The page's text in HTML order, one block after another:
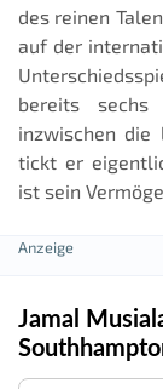
des reinen
auf der
bereits sechs
inzwischen die
tickt er
ist sein
Jamal